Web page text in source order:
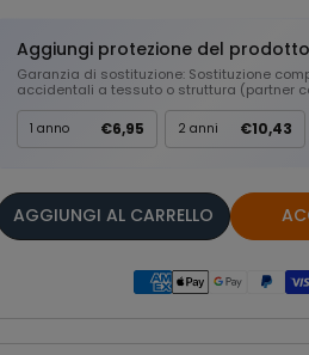
Aggiungi protezione del prodotto
Garanzia di sostituzione: Sostituzione
accidentali a tessuto o struttura (partner
1 anno €6,95 2 anni €10,43
AGGIUNGI AL CARRELLO